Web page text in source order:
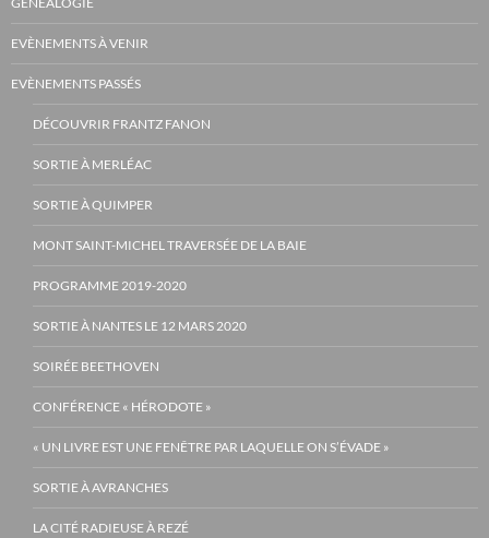
EVÈNEMENTS À VENIR
EVÈNEMENTS PASSÉS
DÉCOUVRIR FRANTZ FANON
SORTIE À MERLÉAC
SORTIE À QUIMPER
MONT SAINT-MICHEL TRAVERSÉE DE LA BAIE
PROGRAMME 2019-2020
SORTIE À NANTES LE 12 MARS 2020
SOIRÉE BEETHOVEN
CONFÉRENCE « HÉRODOTE »
« UN LIVRE EST UNE FENÊTRE PAR LAQUELLE ON S’ÉVADE »
SORTIE À AVRANCHES
LA CITÉ RADIEUSE À REZÉ